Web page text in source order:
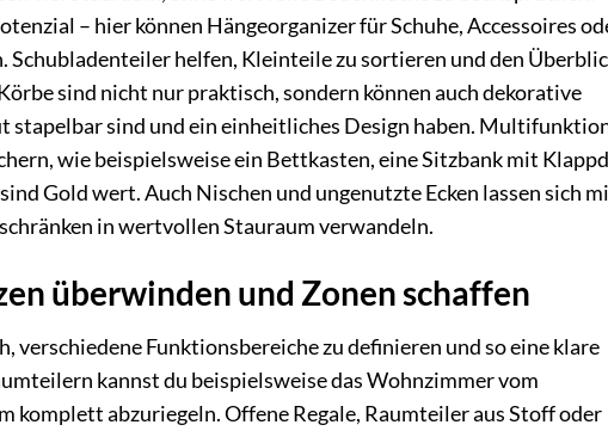
– hier können Hängeorganizer für Schuhe, Accessoires
helfen, Kleinteile zu sortieren und den
sind nicht nur praktisch, sondern können auch dekorative
stapelbar sind und ein einheitliches Design haben.
wie beispielsweise ein Bettkasten, eine Sitzbank mit
Gold wert. Auch Nischen und ungenutzte Ecken lassen sich
in wertvollen Stauraum verwandeln.
überwinden und Zonen schaffen
verschiedene Funktionsbereiche zu definieren und so eine klare
kannst du beispielsweise das Wohnzimmer vom
komplett abzuriegeln. Offene Regale, Raumteiler aus Stoff oder